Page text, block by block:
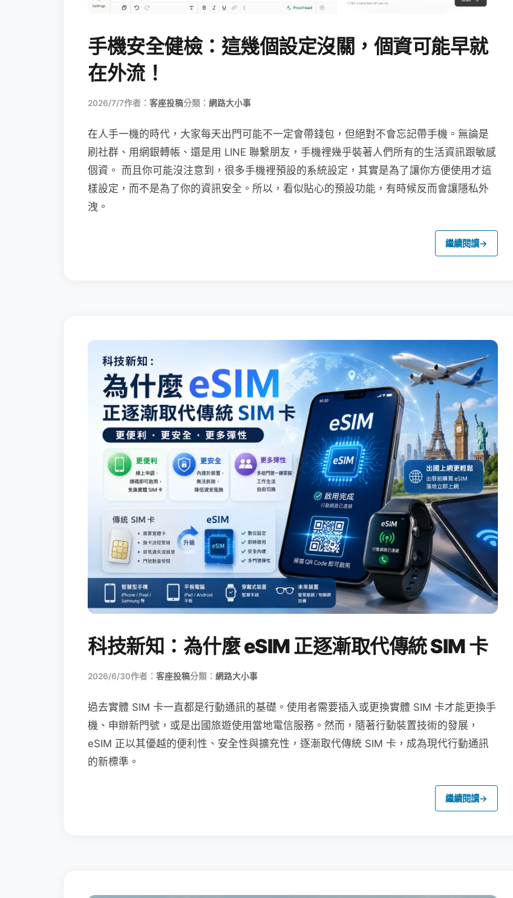
手機安全健檢：這幾個設定沒關，個資可能早就
在外流！
2026/7/7作者： 客座投稿分類： 網路大小事
在人手一機的時代，大家每天出門可能不一定會帶錢包，但絕對不會忘記帶手機。無論是
刷社群、用網銀轉帳、還是用 LINE 聯繫朋友，手機裡幾乎裝著人們所有的生活資訊跟敏感
個資。 而且你可能沒注意到，很多手機裡預設的系統設定，其實是為了讓你方便使用才這
樣設定，而不是為了你的資訊安全。所以，看似貼心的預設功能，有時候反而會讓隱私外
洩。
繼續閱讀→
科技新知：為什麼 eSIM 正逐漸取代傳統 SIM 卡
2026/6/30作者： 客座投稿分類： 網路大小事
過去實體 SIM 卡一直都是行動通訊的基礎。使用者需要插入或更換實體 SIM 卡才能更換手
機、申辦新門號，或是出國旅遊使用當地電信服務。然而，隨著行動裝置技術的發展，
eSIM 正以其優越的便利性、安全性與擴充性，逐漸取代傳統 SIM 卡，成為現代行動通訊
的新標準。
繼續閱讀→